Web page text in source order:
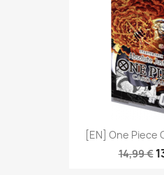
[EN] One Piece
14,99 €